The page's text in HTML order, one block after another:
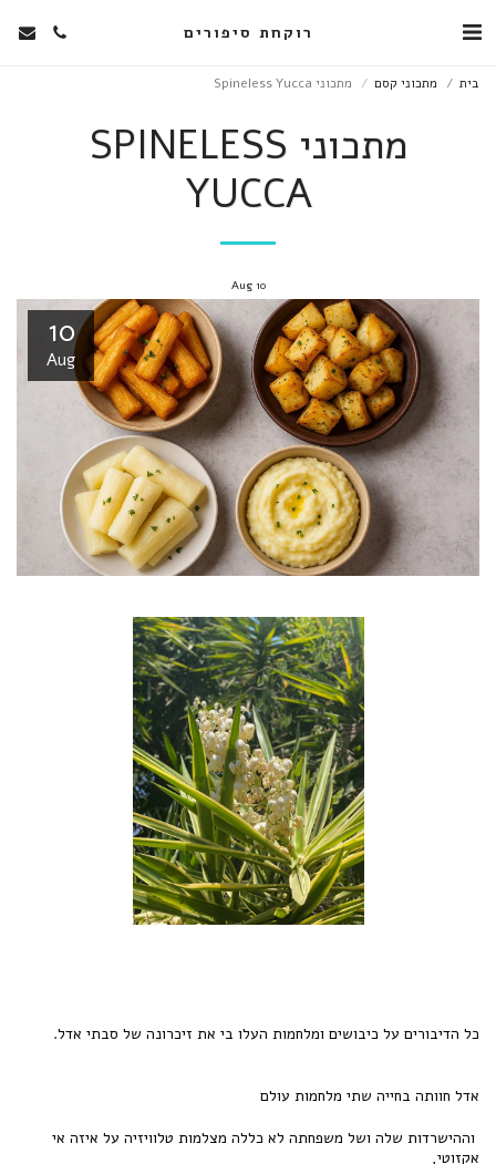
רוקחת סיפורים
בית מתכוני קסם מתכוני Spineless Yucca
מתכוני SPINELESS
YUCCA
10
Aug
10
Aug
כל הדיבורים על כיבושים ומלחמות העלו בי את זיכרונה של סבתי אדל.
אדל חוותה בחייה שתי מלחמות עולם
וההישרדות שלה ושל משפחתה לא כללה מצלמות טלוויזיה על איזה אי
אקזוטי,